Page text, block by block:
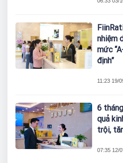
nhiệm
mức
định”
11:23 19/
6
quả
trội,
07:35 12/